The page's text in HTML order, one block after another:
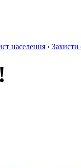
населення › Захисти